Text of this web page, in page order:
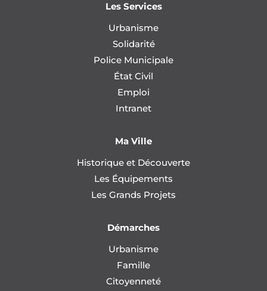
Les Services
Urbanisme
Solidarité
Police Municipale
État Civil
Emploi
Intranet
Ma Ville
Historique et Découverte
Les Équipements
Les Grands Projets
Démarches
Urbanisme
Famille
Citoyenneté